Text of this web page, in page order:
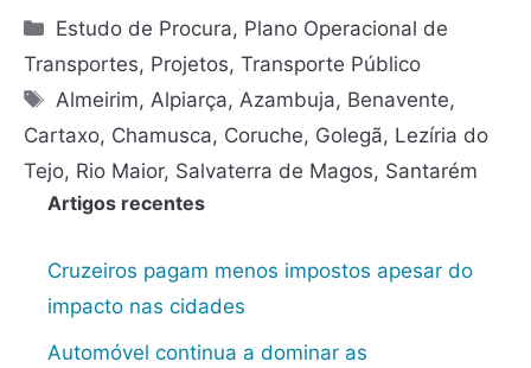
Estudo de Procura, Plano Operacional de
Transportes, Projetos, Transporte Público
Almeirim,Alpiarça,Azambuja, Benavente,
Cartaxo, Chamusca, Coruche, Golegã, Lezíria do
Tejo, Rio Maior, Salvaterra de Magos, Santarém
Artigos recentes
Cruzeiros pagam menos impostos apesar do
impacto nas cidades
Automóvel continua a dominar as